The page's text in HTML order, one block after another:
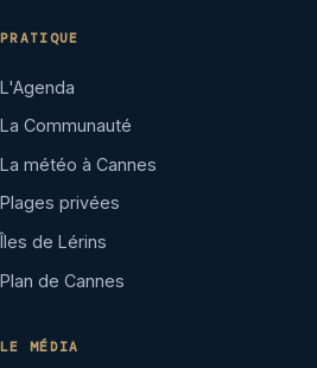
PRATIQUE
L'Agenda
La Communauté
La météo à Cannes
Plages privées
Îles de Lérins
Plan de Cannes
LE MÉDIA